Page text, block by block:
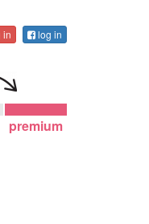
in log in
premium